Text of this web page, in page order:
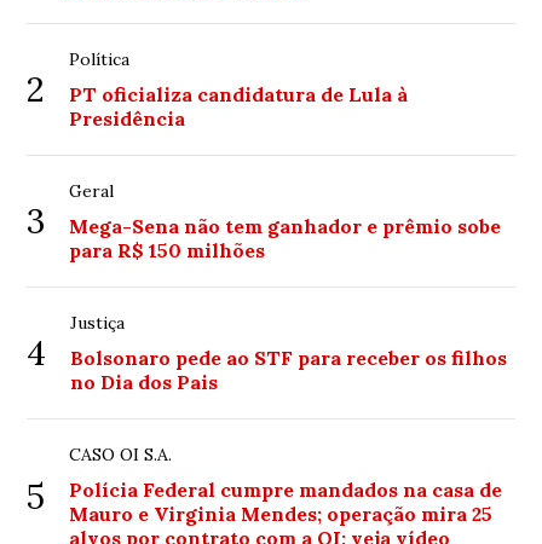
2
Política
PT oficializa candidatura de Lula à
Presidência
3
Geral
Mega-Sena não tem ganhador e prêmio sobe
para R$ 150 milhões
4
Justiça
Bolsonaro pede ao STF para receber os filhos
no Dia dos Pais
5
CASO OI S.A.
Polícia Federal cumpre mandados na casa de
Mauro e Virginia Mendes; operação mira 25
alvos por contrato com a OI; veja vídeo